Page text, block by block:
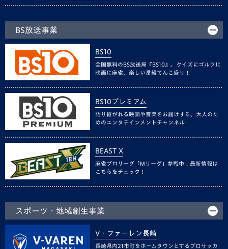
BS放送事業
BS10
全国無料のBS放送局『BS10』。クイズにゴルフに
映画に麻雀、楽しい番組てんこ盛り！
BS10プレミアム
語り継がれる映画や音楽をお届けする、大人のた
めのエンタテインメントチャンネル
BEAST X
麻雀プロリーグ「Mリーグ」参戦中！最新情報は
こちらをチェック！
スポーツ・地域創生事業
V・ファーレン長崎
長崎県内21市町をホームタウンとするプロサッカ